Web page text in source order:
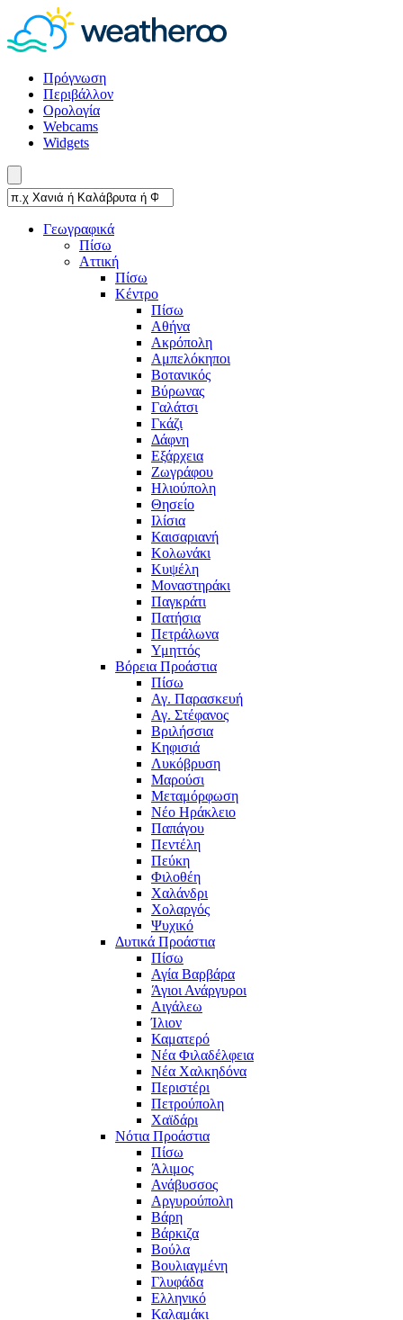
Πρόγνωση
Περιβάλλον
Ορολογία
Webcams
Widgets
Γεωγραφικά
Πίσω
Αττική
Πίσω
Κέντρο
Πίσω
Αθήνα
Ακρόπολη
Αμπελόκηποι
Βοτανικός
Βύρωνας
Γαλάτσι
Γκάζι
Δάφνη
Εξάρχεια
Ζωγράφου
Ηλιούπολη
Θησείο
Ιλίσια
Καισαριανή
Κολωνάκι
Κυψέλη
Μοναστηράκι
Παγκράτι
Πατήσια
Πετράλωνα
Υμηττός
Βόρεια Προάστια
Πίσω
Αγ. Παρασκευή
Αγ. Στέφανος
Βριλήσσια
Κηφισιά
Λυκόβρυση
Μαρούσι
Μεταμόρφωση
Νέο Ηράκλειο
Παπάγου
Πεντέλη
Πεύκη
Φιλοθέη
Χαλάνδρι
Χολαργός
Ψυχικό
Δυτικά Προάστια
Πίσω
Αγία Βαρβάρα
Άγιοι Ανάργυροι
Αιγάλεω
Ίλιον
Καματερό
Νέα Φιλαδέλφεια
Νέα Χαλκηδόνα
Περιστέρι
Πετρούπολη
Χαϊδάρι
Νότια Προάστια
Πίσω
Άλιμος
Ανάβυσσος
Αργυρούπολη
Βάρη
Βάρκιζα
Βούλα
Βουλιαγμένη
Γλυφάδα
Ελληνικό
Καλαμάκι